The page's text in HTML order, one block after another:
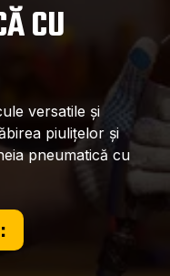
CU
versatile și
piulițelor și
pneumatică cu